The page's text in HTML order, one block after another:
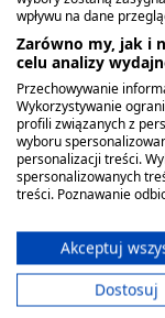
powodujących
także w innych
zaburzeń flory
podczas
podróżach) lub
nie zawiera
osoby z jego
Lactobacillus
rhamnosus
wpływu na dane
Zarówno my, jak i
celu analizy
Przechowywanie
Wykorzystywanie
profili związanych z
wyboru
personalizacji treści.
spersonalizowanych
treści. Poznawanie
ograniczonych danych
Dane mogą być
Twoja zgoda i polityka
Wyświetl listę
Akceptuj
Dostosuj